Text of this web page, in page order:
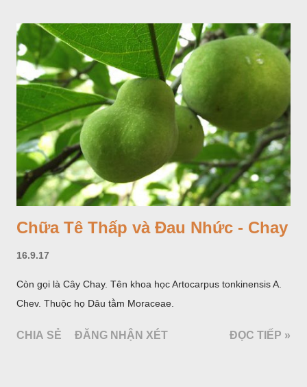
Chữa Tê Thấp và Đau Nhức - Chay
16.9.17
Còn gọi là Cây Chay. Tên khoa học Artocarpus tonkinensis A.
Chev. Thuộc họ Dâu tằm Moraceae.
CHIA SẺ ĐĂNG NHẬN XÉT ĐỌC TIẾP »